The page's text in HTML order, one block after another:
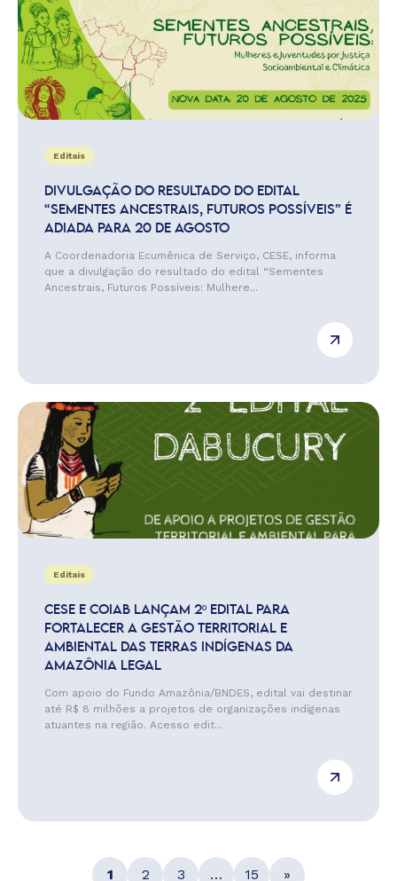
Editais
DIVULGAÇÃO DO RESULTADO DO EDITAL
“SEMENTES ANCESTRAIS, FUTUROS POSSÍVEIS” É
ADIADA PARA 20 DE AGOSTO
A Coordenadoria Ecumênica de Serviço, CESE, informa
que a divulgação do resultado do edital “Sementes
Ancestrais, Futuros Possíveis: Mulhere...
Editais
CESE E COIAB LANÇAM 2º EDITAL PARA
FORTALECER A GESTÃO TERRITORIAL E
AMBIENTAL DAS TERRAS INDÍGENAS DA
AMAZÔNIA LEGAL
Com apoio do Fundo Amazônia/BNDES, edital vai destinar
até R$ 8 milhões a projetos de organizações indígenas
atuantes na região. Acesso edit...
1 2 3 … 15 »